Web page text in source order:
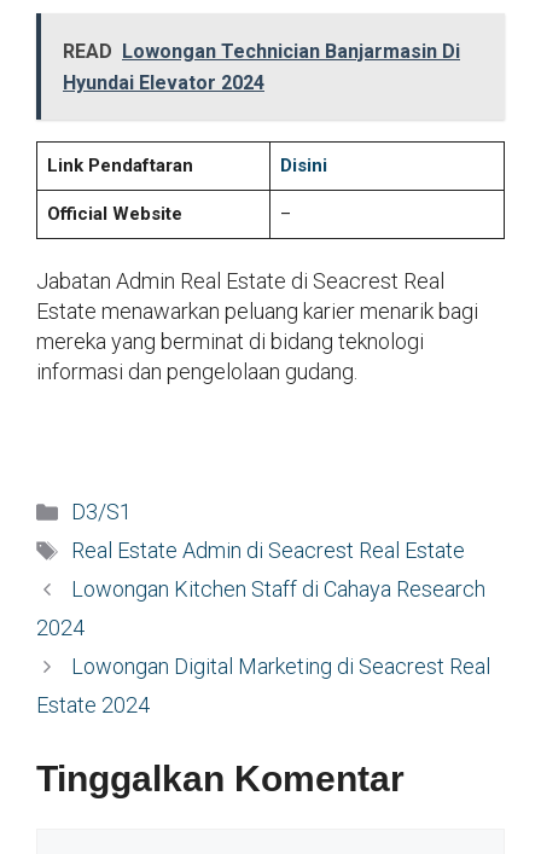
READ Lowongan Technician Banjarmasin Di
Hyundai Elevator 2024
Link Pendaftaran Disini
Official Website –
Jabatan Admin Real Estate di Seacrest Real
Estate menawarkan peluang karier menarik bagi
mereka yang berminat di bidang teknologi
informasi dan pengelolaan gudang.
Kategori
D3/S1
Tag
Real Estate Admin di Seacrest Real Estate
Lowongan Kitchen Staff di Cahaya Research
2024
Lowongan Digital Marketing di Seacrest Real
Estate 2024
Tinggalkan Komentar